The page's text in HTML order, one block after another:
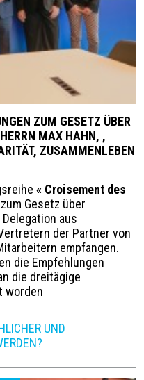
ZUM GESETZ ÜBER
MAX HAHN, ,
ZUSAMMENLEBEN
« Croisement des
zum Gesetz über
aus
der Partner von
empfangen.
die Empfehlungen
die dreitägige
worden
UND